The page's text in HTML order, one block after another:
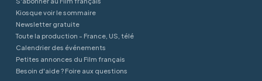
Kiosque voir le sommaire
Newsletter gratuite
Toute la production - France, US, télé
Calendrier des événements
Petites annonces du Film français
Besoin d'aide ? Foire aux questions